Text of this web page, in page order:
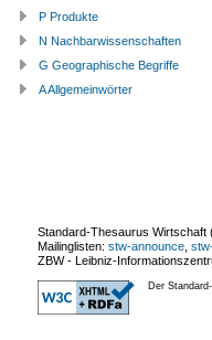
P Produkte
N Nachbarwissenschaften
G Geographische Begriffe
A Allgemeinwörter
Standard-Thesaurus Wirtschaft
Mailinglisten: stw-announce
ZBW - Leibniz-
Der